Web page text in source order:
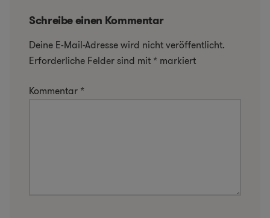
Schreibe einen Kommentar
Deine E-Mail-Adresse wird nicht veröffentlicht.
Erforderliche Felder sind mit * markiert
Kommentar *